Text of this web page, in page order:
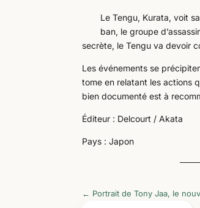
Le Tengu, Kurata, voit
ban, le groupe
secrète, le Tengu va devoir
Les événements se
tome en relatant les actions
bien documenté est à
Éditeur : Delcourt / Akata
Pays : Japon
← Portrait de Tony Jaa, le